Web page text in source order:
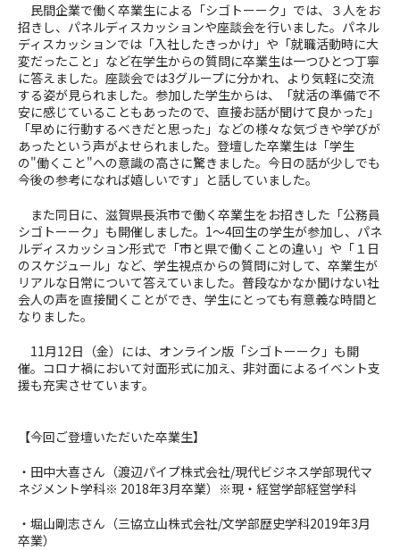
民間企業で働く卒業生による「シゴトーーク」では、３人をお
招きし、パネルディスカッションや座談会を行いました。パネル
ディスカッションでは「入社したきっかけ」や「就職活動時に大
変だったこと」など在学生からの質問に卒業生は一つひとつ丁寧
に答えました。座談会では3グループに分かれ、より気軽に交流
する姿が見られました。参加した学生からは、「就活の準備で不
安に感じていることもあったので、直接お話が聞けて良かった」
「早めに行動するべきだと思った」などの様々な気づきや学びが
あったという声がよせられました。登壇した卒業生は「学生
の"働くこと"への意識の高さに驚きました。今日の話が少しでも
今後の参考になれば嬉しいです」と話していました。
また同日に、滋賀県長浜市で働く卒業生をお招きした「公務員
シゴトーーク」も開催しました。1～4回生の学生が参加し、パネ
ルディスカッション形式で「市と県で働くことの違い」や「１日
のスケジュール」など、学生視点からの質問に対して、卒業生が
リアルな日常について答えていました。普段なかなか聞けない社
会人の声を直接聞くことができ、学生にとっても有意義な時間と
なりました。
11月12日（金）には、オンライン版「シゴトーーク」も開
催。コロナ禍において対面形式に加え、非対面によるイベント支
援も充実させています。
【今回ご登壇いただいた卒業生】
・田中大喜さん（渡辺パイプ株式会社/現代ビジネス学部現代マ
ネジメント学科※ 2018年3月卒業）※現・経営学部経営学科
・堀山剛志さん（三協立山株式会社/文学部歴史学科2019年3月
卒業）